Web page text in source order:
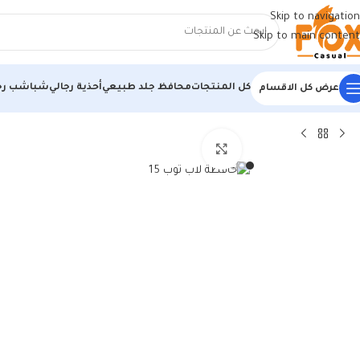
Skip to navigation
Skip to main content
عرض كل الاقسام كل المنتجاتمحافظ جلد طبيعيأحذية رجاليشباشب
الرئيسية/شنط وحقائب